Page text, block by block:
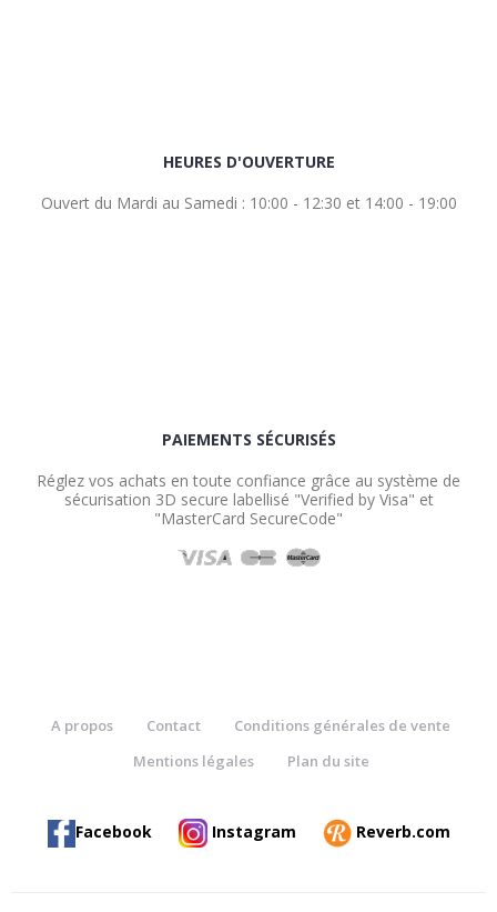
HEURES D'OUVERTURE
Ouvert du Mardi au Samedi : 10:00 - 12:30 et 14:00 - 19:00
PAIEMENTS SÉCURISÉS
Réglez vos achats en toute confiance grâce au système de
sécurisation 3D secure labellisé "Verified by Visa" et
"MasterCard SecureCode"
A propos Contact
Conditions générales de vente
Mentions légales
Plan du site
Facebook Instagram Reverb.com